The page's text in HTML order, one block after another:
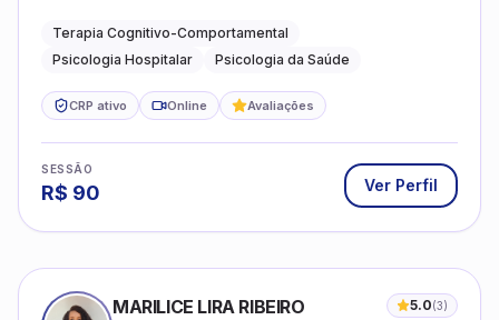
Terapia Cognitivo-Comportamental
Psicologia Hospitalar
Psicologia da Saúde
CRP ativo Online Avaliações
SESSÃO
R$ 90 Ver Perfil
MARILICE LIRA RIBEIRO 5.0(3)